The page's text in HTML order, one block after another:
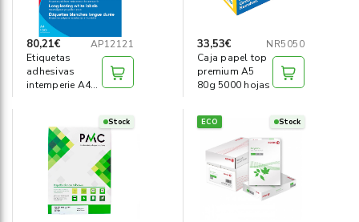
80,21€
AP12121
Etiquetas
adhesivas
intemperie A4
33,53€
NR5050
Caja papel top
premium A5
80g 5000 hojas
Stock ECO Stock